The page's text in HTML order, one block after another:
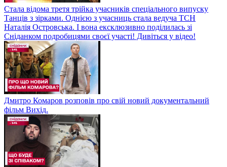
Стала відома третя трійка учасників спеціального випуску
Танців з зірками. Однією з учасниць стала ведуча ТСН
Наталія Островська. І вона ексклюзивно поділилась зі
Сніданком подробицями своєї участі! Дивіться у відео!
Дмитро Комаров розповів про свій новий документальний
фільм Вихід.